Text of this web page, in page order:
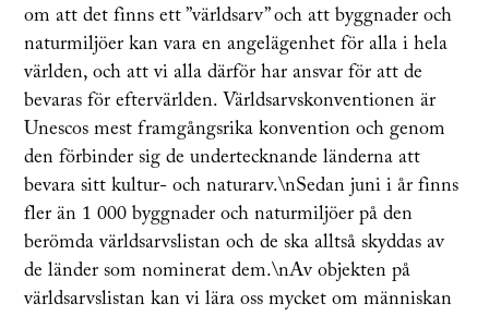
om att det finns ett ”världsarv” och att byggnader och
naturmiljöer kan vara en angelägenhet för alla i hela
världen, och att vi alla därför har ansvar för att de
bevaras för eftervärlden. Världsarvskonventionen är
Unescos mest framgångsrika konvention och genom
den förbinder sig de undertecknande länderna att
bevara sitt kultur- och naturarv.\nSedan juni i år finns
fler än 1 000 byggnader och naturmiljöer på den
berömda världsarvslistan och de ska alltså skyddas av
de länder som nominerat dem.\nAv objekten på
världsarvslistan kan vi lära oss mycket om människan